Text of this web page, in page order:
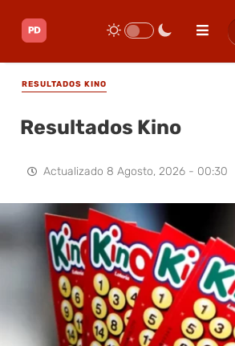
RESULTADOS KINO
Resultados Kino
Actualizado 8 Agosto, 2026 - 00:30